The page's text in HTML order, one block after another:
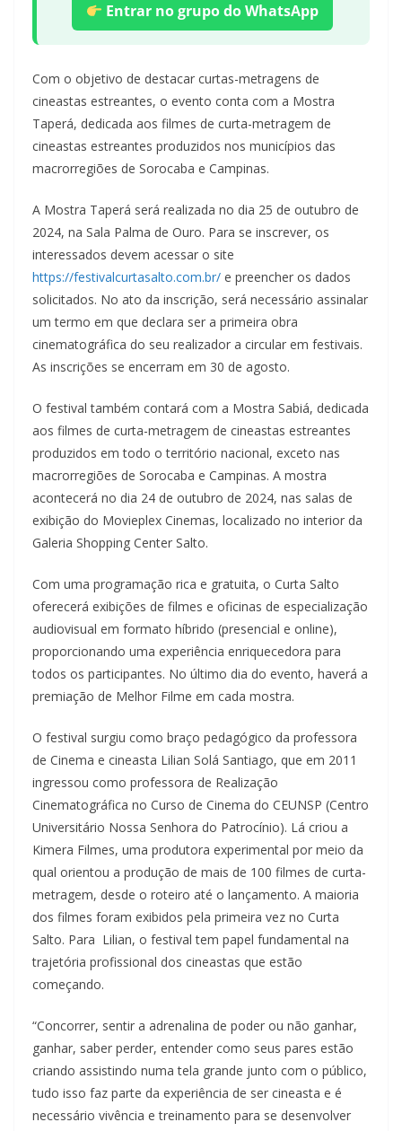
Entrar no grupo do WhatsApp
Com o objetivo de destacar curtas-metragens de
cineastas estreantes, o evento conta com a Mostra
Taperá, dedicada aos filmes de curta-metragem de
cineastas estreantes produzidos nos municípios das
macrorregiões de Sorocaba e Campinas.
A Mostra Taperá será realizada no dia 25 de outubro de
2024, na Sala Palma de Ouro. Para se inscrever, os
interessados devem acessar o site
https://festivalcurtasalto.com.br/ e preencher os dados
solicitados. No ato da inscrição, será necessário assinalar
um termo em que declara ser a primeira obra
cinematográfica do seu realizador a circular em festivais.
As inscrições se encerram em 30 de agosto.
O festival também contará com a Mostra Sabiá, dedicada
aos filmes de curta-metragem de cineastas estreantes
produzidos em todo o território nacional, exceto nas
macrorregiões de Sorocaba e Campinas. A mostra
acontecerá no dia 24 de outubro de 2024, nas salas de
exibição do Movieplex Cinemas, localizado no interior da
Galeria Shopping Center Salto.
Com uma programação rica e gratuita, o Curta Salto
oferecerá exibições de filmes e oficinas de especialização
audiovisual em formato híbrido (presencial e online),
proporcionando uma experiência enriquecedora para
todos os participantes. No último dia do evento, haverá a
premiação de Melhor Filme em cada mostra.
O festival surgiu como braço pedagógico da professora
de Cinema e cineasta Lilian Solá Santiago, que em 2011
ingressou como professora de Realização
Cinematográfica no Curso de Cinema do CEUNSP (Centro
Universitário Nossa Senhora do Patrocínio). Lá criou a
Kimera Filmes, uma produtora experimental por meio da
qual orientou a produção de mais de 100 filmes de curta-
metragem, desde o roteiro até o lançamento. A maioria
dos filmes foram exibidos pela primeira vez no Curta
Salto. Para Lilian, o festival tem papel fundamental na
trajetória profissional dos cineastas que estão
começando.
“Concorrer, sentir a adrenalina de poder ou não ganhar,
ganhar, saber perder, entender como seus pares estão
criando assistindo numa tela grande junto com o público,
tudo isso faz parte da experiência de ser cineasta e é
necessário vivência e treinamento para se desenvolver